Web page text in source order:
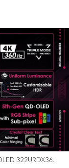
322URDX36. |